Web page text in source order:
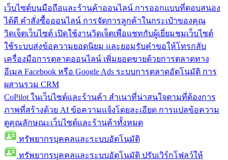
เว็บไซต์บนมือถือและร้านค้าออนไลน์ การออกแบบที่ตอบสนอง
ได้ดี คำสั่งซื้อออนไลน์ การจัดการลูกค้าในกระเป๋าของคุณ
วิดเจ็ตเว็บไซต์ เปิดใช้งานวิดเจ็ตเพื่อแชทกับผู้เยี่ยมชมเว็บไซต์
ใช้ระบบส่งข้อความยอดนิยม และยอมรับคำขอให้โทรกลับ
เครื่องมือการตลาดออนไลน์ เพิ่มยอดขายด้วยการตลาดทาง
อีเมล Facebook หรือ Google Ads ระบบการตลาดอัตโนมัติ การ
ผสานรวม CRM
CoPilot ในเว็บไซต์และร้านค้า สำเนาที่น่าสนใจตามที่ต้องการ
ภาพที่สร้างด้วย AI ข้อความแจ้งโดยละเอียด การแปลข้อความ
ดูคุณลักษณะเว็บไซต์และร้านค้าทั้งหมด
ทรัพยากรบุคคลและระบบอัตโนมัติ
ทรัพยากรบุคคลและระบบอัตโนมัติ ปรับเวิร์กโฟลว์ให้